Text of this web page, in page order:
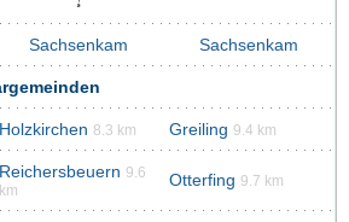
Sachsenkam Sachsenkam
Holzkirchen 8.3 km Greiling 9.4 km
Reichersbeuern 9.6
km
Otterfing 9.7 km